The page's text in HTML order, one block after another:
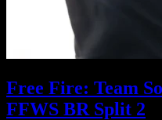
Free Fire: Team
FFWS BR Split 2